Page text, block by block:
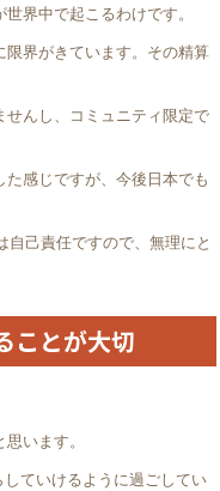
界中で起こるわけです。
界がきています。その精算
んし、コミュニティ限定で
感じですが、今後日本でも
己責任ですので、無理にと
ことが大切
います。
ていけるように過ごしてい